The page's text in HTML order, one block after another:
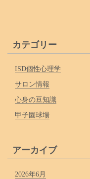
カテゴリー
ISD個性心理学
サロン情報
心身の豆知識
甲子園球場
アーカイブ
2026年6月